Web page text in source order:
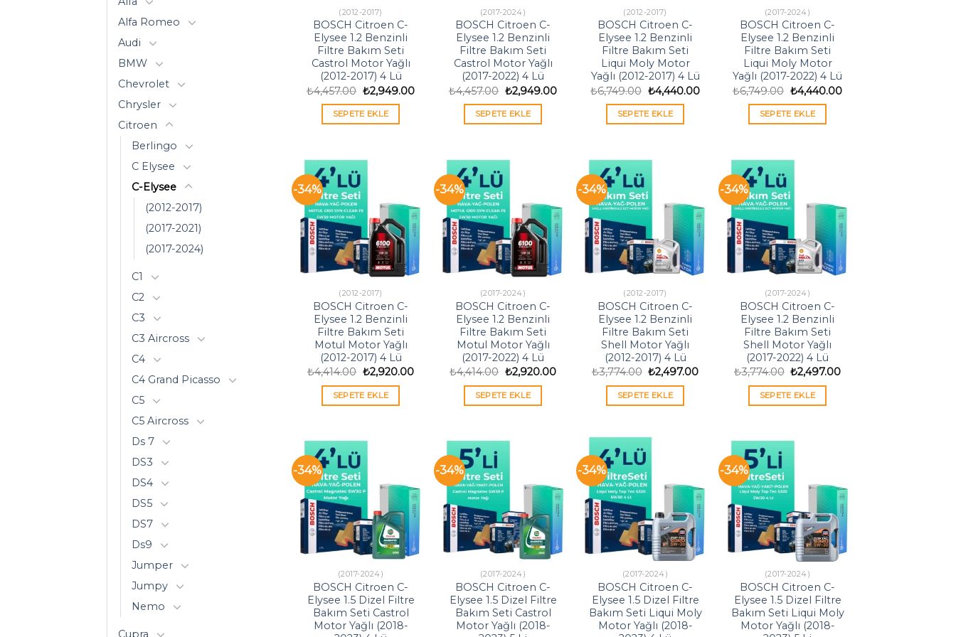
Alfa Romeo
Audi
BMW
Chevrolet
Chrysler
Citroen
Berlingo
C Elysee
C-Elysee
(2012-2017)
(2017-2021)
(2017-2024)
C1
C2
C3
C3 Aircross
C4
C4 Grand Picasso
C5
C5 Aircross
Ds 7
DS3
DS4
DS5
DS7
Ds9
Jumper
Jumpy
Nemo
Cupra
(2012-2017)
BOSCH Citroen C-
Elysee 1.2 Benzinli
Filtre Bakım Seti
Castrol Motor Yağlı
(2012-2017) 4 Lü
₺4,457.00 Orijinal
fiyat:
₺4,457.00.
₺2,949.00Şu
₺2,949.00.
SEPETE EKLE
(2017-2024)
BOSCH Citroen C-
Elysee 1.2 Benzinli
Filtre Bakım Seti
Castrol Motor Yağlı
(2017-2022) 4 Lü
₺4,457.00 Orijinal
fiyat:
₺4,457.00.
₺2,949.00Şu
₺2,949.00.
SEPETE EKLE
(2012-2017)
BOSCH Citroen C-
Elysee 1.2 Benzinli
Filtre Bakım Seti
Liqui Moly Motor
Yağlı (2012-2017) 4 Lü
₺6,749.00 Orijinal
fiyat:
₺6,749.00.
₺4,440.00Şu
₺4,440.00.
SEPETE EKLE
(2017-2024)
BOSCH Citroen C-
Elysee 1.2 Benzinli
Filtre Bakım Seti
Liqui Moly Motor
Yağlı (2017-2022) 4 Lü
₺6,749.00 Orijinal
fiyat:
₺6,749.00.
₺4,440.00Şu
SEPETE EKLE
-34%
(2012-2017)
BOSCH Citroen C-
Elysee 1.2 Benzinli
Filtre Bakım Seti
Motul Motor Yağlı
(2012-2017) 4 Lü
₺4,414.00 Orijinal
fiyat:
₺4,414.00.
₺2,920.00Şu
SEPETE EKLE
-34%
(2017-2024)
BOSCH Citroen C-
Elysee 1.2 Benzinli
Filtre Bakım Seti
Motul Motor Yağlı
(2017-2022) 4 Lü
₺4,414.00 Orijinal
fiyat:
₺4,414.00.
₺2,920.00Şu
SEPETE EKLE
-34%
(2012-2017)
BOSCH Citroen C-
Elysee 1.2 Benzinli
Filtre Bakım Seti
Shell Motor Yağlı
(2012-2017) 4 Lü
₺3,774.00 Orijinal
fiyat:
₺3,774.00.
₺2,497.00Şu
SEPETE EKLE
-34%
(2017-2024)
BOSCH Citroen C-
Elysee 1.2 Benzinli
Filtre Bakım Seti
Shell Motor Yağlı
(2017-2022) 4 Lü
₺3,774.00 Orijinal
fiyat:
₺3,774.00.
₺2,497.00Şu
SEPETE EKLE
-34%
(2017-2024)
BOSCH Citroen C-
Elysee 1.5 Dizel Filtre
Bakım Seti Castrol
Motor Yağlı (2018-
-34%
(2017-2024)
BOSCH Citroen C-
Elysee 1.5 Dizel Filtre
Bakım Seti Castrol
Motor Yağlı (2018-
-34%
(2017-2024)
BOSCH Citroen C-
Elysee 1.5 Dizel Filtre
Bakım Seti Liqui Moly
Motor Yağlı (2018-
-34%
(2017-2024)
BOSCH Citroen C-
Elysee 1.5 Dizel Filtre
Bakım Seti Liqui Moly
Motor Yağlı (2018-